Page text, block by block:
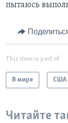
пытаюсь
This item is part of
В мире США
Читайте